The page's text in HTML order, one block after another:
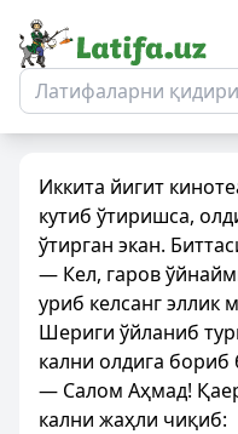
Иккита йигит
кутиб ўтиришса,
ўтирган экан.
— Кел, гаров
уриб келсанг эллик
Шериги ўйланиб
кални олдига
— Салом Аҳмад!
кални жаҳли чиқиб: